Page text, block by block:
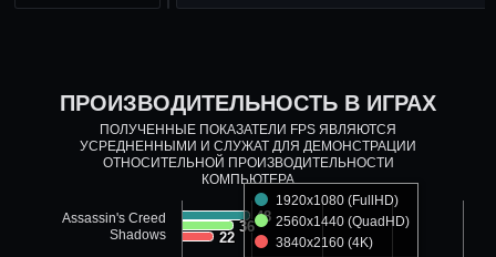
ПРОИЗВОДИТЕЛЬНОСТЬ В ИГРАХ
ПОЛУЧЕННЫЕ ПОКАЗАТЕЛИ FPS ЯВЛЯЮТСЯ
УСРЕДНЕННЫМИ И СЛУЖАТ ДЛЯ ДЕМОНСТРАЦИИ
ОТНОСИТЕЛЬНОЙ ПРОИЗВОДИТЕЛЬНОСТИ
КОМПЬЮТЕРА
48
48
36
36
22
22
1920x1080 (FullHD)
2560x1440 (QuadHD)
3840x2160 (4K)
Assassin's Creed
Shadows